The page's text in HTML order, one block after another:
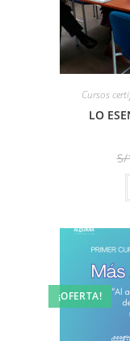
Cursos
LO
S/
¡OFERTA!